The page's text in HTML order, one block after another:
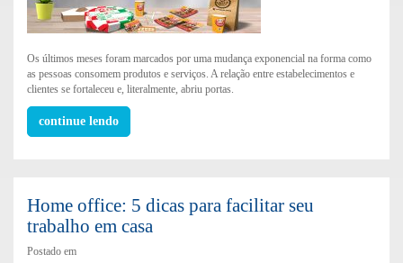
Os últimos meses foram marcados por uma mudança exponencial na forma como
as pessoas consomem produtos e serviços. A relação entre estabelecimentos e
clientes se fortaleceu e, literalmente, abriu portas.
continue lendo
Home office: 5 dicas para facilitar seu
trabalho em casa
Postado em